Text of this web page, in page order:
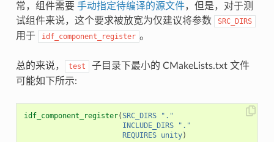
常，组件需要 手动指定待编译的源文件，但是，对于测
试组件来说，这个要求被放宽为仅建议将参数
SRC_DIRS
用于 idf_component_register 。
总的来说， test
子目录下最小的 CMakeLists.txt 文件
可能如下所示:
idf_component_register(SRC_DIRS
"."
INCLUDE_DIRS
"."
REQUIRES unity)